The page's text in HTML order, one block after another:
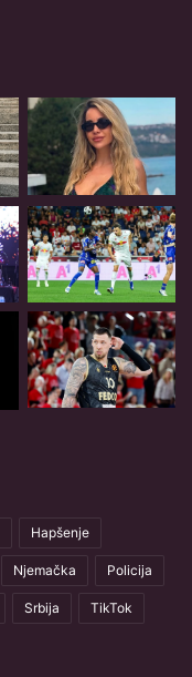
Hapšenje
Njemačka Policija
Srbija TikTok